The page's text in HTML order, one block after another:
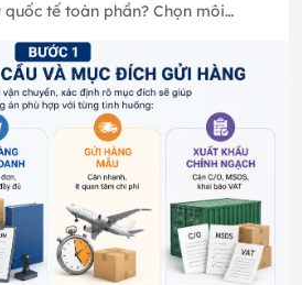
tế toàn phần? Chọn môi